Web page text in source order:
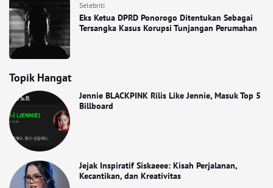
Selebriti
Eks Ketua DPRD Ponorogo Ditentukan Sebagai
Tersangka Kasus Korupsi Tunjangan Perumahan
Topik Hangat
Jennie BLACKPINK Rilis Like Jennie, Masuk Top 5
Billboard
Jejak Inspiratif Siskaeee: Kisah Perjalanan,
Kecantikan, dan Kreativitas